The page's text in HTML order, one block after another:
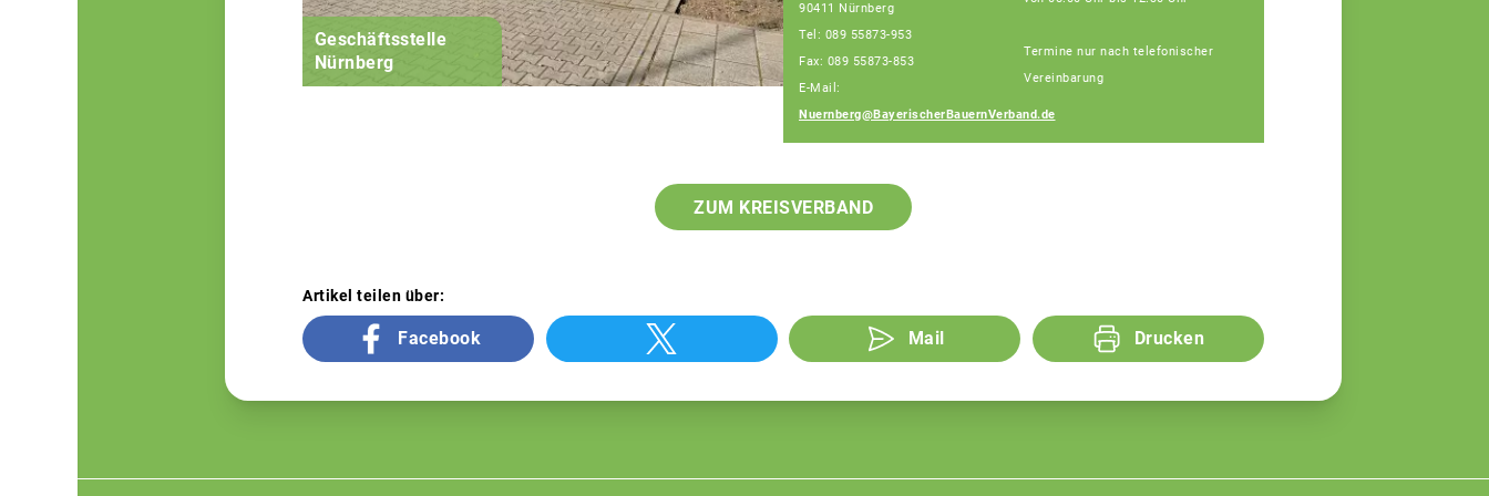
Geschäftsstelle
Nürnberg
Geschäftsführer
Geschäftsstelle
Nürnberg
90411 Nürnberg
Tel: 089 55873-953
Fax: 089 55873-853
E-Mail:
Nuernberg@BayerischerBauernVerband.de
Termine nur nach telefonischer
Vereinbarung
ZUM KREISVERBAND
Artikel teilen über:
Facebook Mail Drucken